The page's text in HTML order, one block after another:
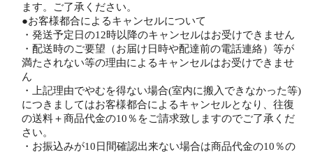
ます。ご了承ください。
●お客様都合によるキャンセルについて
・発送予定日の12時以降のキャンセルはお受けできません
・配送時のご要望（お届け日時や配達前の電話連絡）等が
満たされない等の理由によるキャンセルはお受けできませ
ん
・上記理由でやむを得ない場合(室内に搬入できなかった等)
につきましてはお客様都合によるキャンセルとなり、往復
の送料＋商品代金の10％をご請求致しますのでご了承くだ
さい。
・お振込みが10日間確認出来ない場合は商品代金の10％の